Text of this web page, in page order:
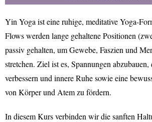
Yin Yoga ist eine ruhige, meditative Yoga-
Flows werden lange gehaltene Positionen
passiv gehalten, um Gewebe, Faszien und
stretchen. Ziel ist es, Spannungen
verbessern und innere Ruhe sowie eine
von Körper und Atem zu fördern.
In diesem Kurs verbinden wir die sanften